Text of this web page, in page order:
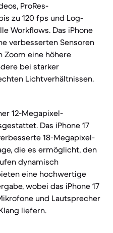
ProRes-
zu 120 fps und Log-
Workflows. Das iPhone
verbesserten Sensoren
Zoom eine höhere
bei starker
Lichtverhältnissen.
12-Megapixel-
Das iPhone 17
18-Megapixel-
die es ermöglicht, den
dynamisch
eine hochwertige
wobei das iPhone 17
und Lautsprecher
liefern.